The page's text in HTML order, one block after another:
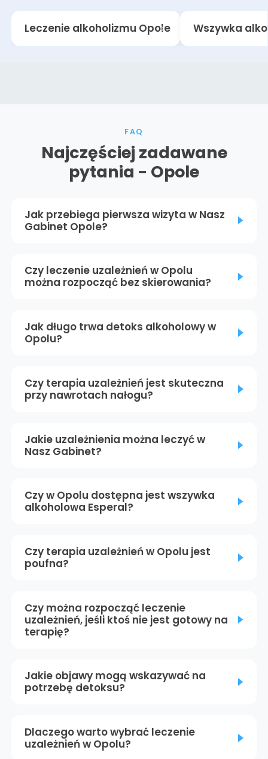
Leczenie alkoholizmu Opole Wszywka
FAQ
Najczęściej zadawane
pytania - Opole
Jak przebiega pierwsza wizyta w Nasz
Gabinet Opole?
Czy leczenie uzależnień w Opolu
można rozpocząć bez skierowania?
Jak długo trwa detoks alkoholowy w
Opolu?
Czy terapia uzależnień jest skuteczna
przy nawrotach nałogu?
Jakie uzależnienia można leczyć w
Nasz Gabinet?
Czy w Opolu dostępna jest wszywka
alkoholowa Esperal?
Czy terapia uzależnień w Opolu jest
poufna?
Czy można rozpocząć leczenie
uzależnień, jeśli ktoś nie jest gotowy na
terapię?
Jakie objawy mogą wskazywać na
potrzebę detoksu?
Dlaczego warto wybrać leczenie
uzależnień w Opolu?